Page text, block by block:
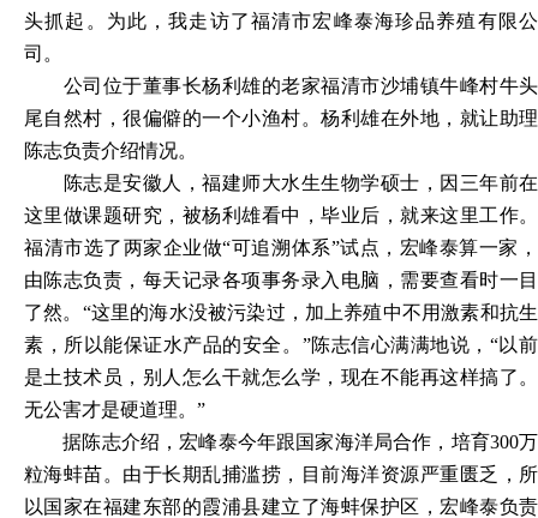
头抓起。为此，我走访了福清市宏峰泰海珍品养殖有限公
司。
公司位于董事长杨利雄的老家福清市沙埔镇牛峰村牛头
尾自然村，很偏僻的一个小渔村。杨利雄在外地，就让助理
陈志负责介绍情况。
陈志是安徽人，福建师大水生生物学硕士，因三年前在
这里做课题研究，被杨利雄看中，毕业后，就来这里工作。
福清市选了两家企业做“可追溯体系”试点，宏峰泰算一家，
由陈志负责，每天记录各项事务录入电脑，需要查看时一目
了然。“这里的海水没被污染过，加上养殖中不用激素和抗生
素，所以能保证水产品的安全。”陈志信心满满地说，“以前
是土技术员，别人怎么干就怎么学，现在不能再这样搞了。
无公害才是硬道理。”
据陈志介绍，宏峰泰今年跟国家海洋局合作，培育300万
粒海蚌苗。由于长期乱捕滥捞，目前海洋资源严重匮乏，所
以国家在福建东部的霞浦县建立了海蚌保护区，宏峰泰负责